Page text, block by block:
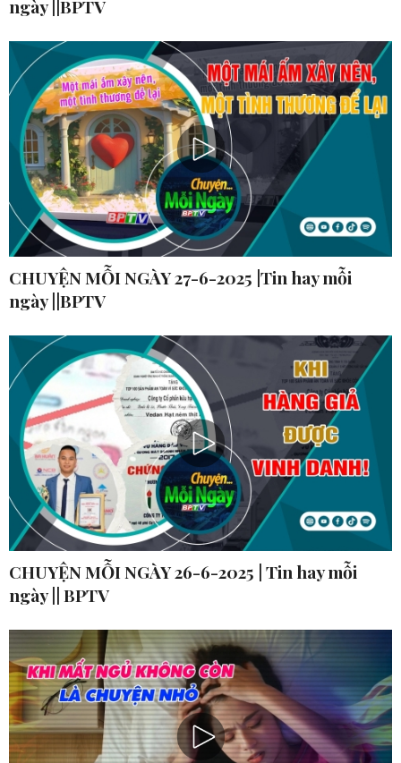
ngày ||BPTV
CHUYỆN MỖI NGÀY 27-6-2025 |Tin hay mỗi
ngày ||BPTV
CHUYỆN MỖI NGÀY 26-6-2025 | Tin hay mỗi
ngày || BPTV